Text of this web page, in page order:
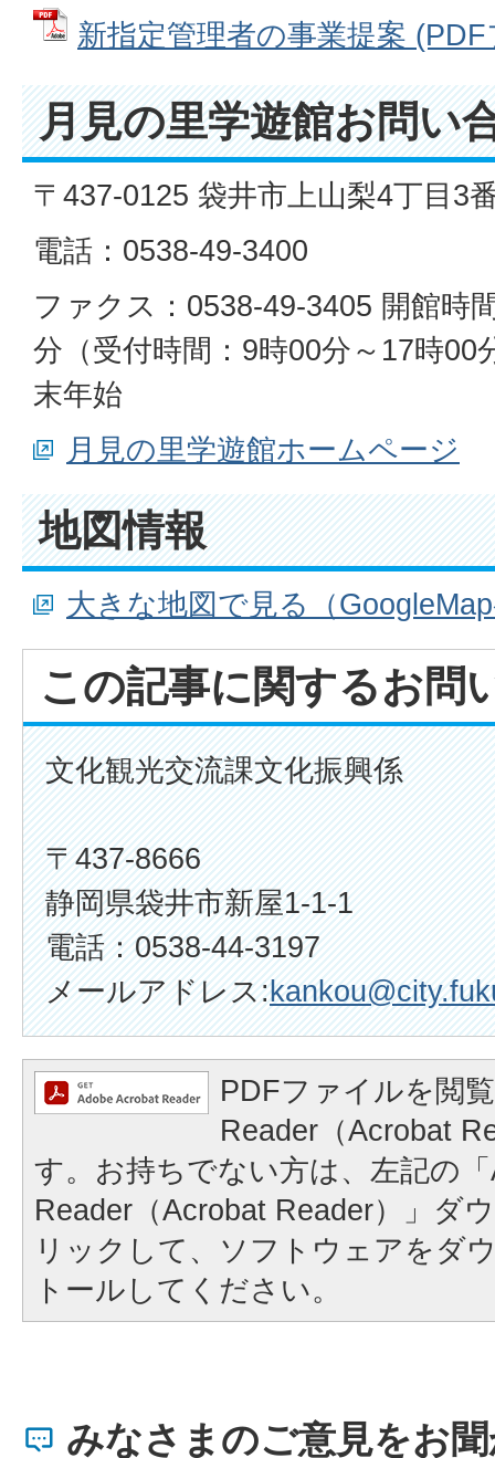
新指定管理者の事業提案
月見の里学遊館お問い
〒437-0125 袋井市上山梨4丁目3
電話：0538-49-3400
ファクス：0538-49-3405 開館時
分（受付時間：9時00分～17時00
末年始
月見の里学遊館ホームページ
地図情報
大きな地図で見る（
この記事に関するお問
文化観光交流課文化振興係
〒437-8666
静岡県袋井市新屋1-1-1
電話：0538-44-3197
メールアドレス:
PDFファイルを閲
Reader（Acrobat
す。お持ちでない方は、左記の
Reader（Acrobat Reader）」ダ
リックして、ソフトウェアをダ
トールしてください。
みなさまのご意見をお